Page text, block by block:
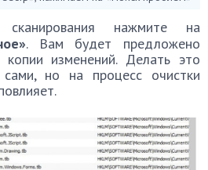
нажмите на
. Вам будет предложено
копии изменений. Делать это
но на процесс очистки